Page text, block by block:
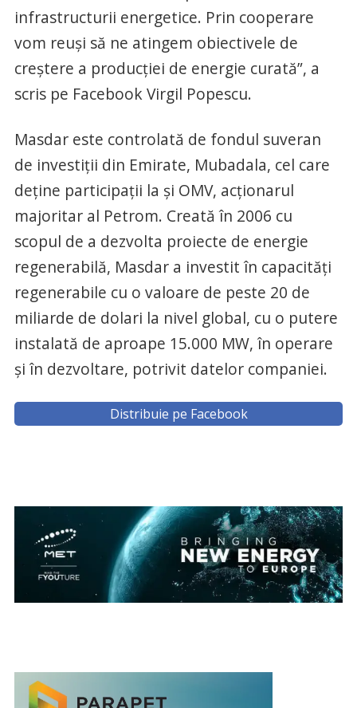
infrastructurii energetice. Prin cooperare
vom reuşi să ne atingem obiectivele de
creştere a producţiei de energie curată”, a
scris pe Facebook Virgil Popescu.
Masdar este controlată de fondul suveran
de investiții din Emirate, Mubadala, cel care
deține participații la și OMV, acționarul
majoritar al Petrom. Creată în 2006 cu
scopul de a dezvolta proiecte de energie
regenerabilă, Masdar a investit în capacități
regenerabile cu o valoare de peste 20 de
miliarde de dolari la nivel global, cu o putere
instalată de aproape 15.000 MW, în operare
și în dezvoltare, potrivit datelor companiei.
Distribuie pe Facebook